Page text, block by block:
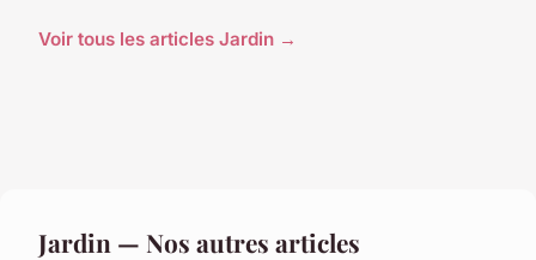
Voir tous les articles Jardin →
Jardin — Nos autres articles